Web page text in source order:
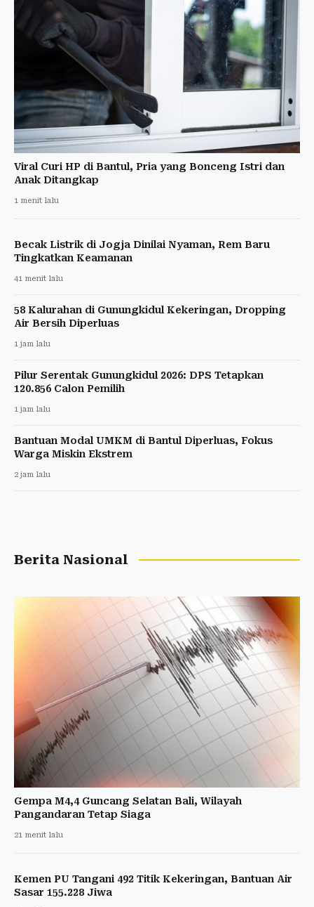
Viral Curi HP di Bantul, Pria yang Bonceng Istri dan
Anak Ditangkap
1 menit lalu
Becak Listrik di Jogja Dinilai Nyaman, Rem Baru
Tingkatkan Keamanan
41 menit lalu
58 Kalurahan di Gunungkidul Kekeringan, Dropping
Air Bersih Diperluas
1 jam lalu
Pilur Serentak Gunungkidul 2026: DPS Tetapkan
120.856 Calon Pemilih
1 jam lalu
Bantuan Modal UMKM di Bantul Diperluas, Fokus
Warga Miskin Ekstrem
2 jam lalu
Berita Nasional
Gempa M4,4 Guncang Selatan Bali, Wilayah
Pangandaran Tetap Siaga
21 menit lalu
Kemen PU Tangani 492 Titik Kekeringan, Bantuan Air
Sasar 155.228 Jiwa